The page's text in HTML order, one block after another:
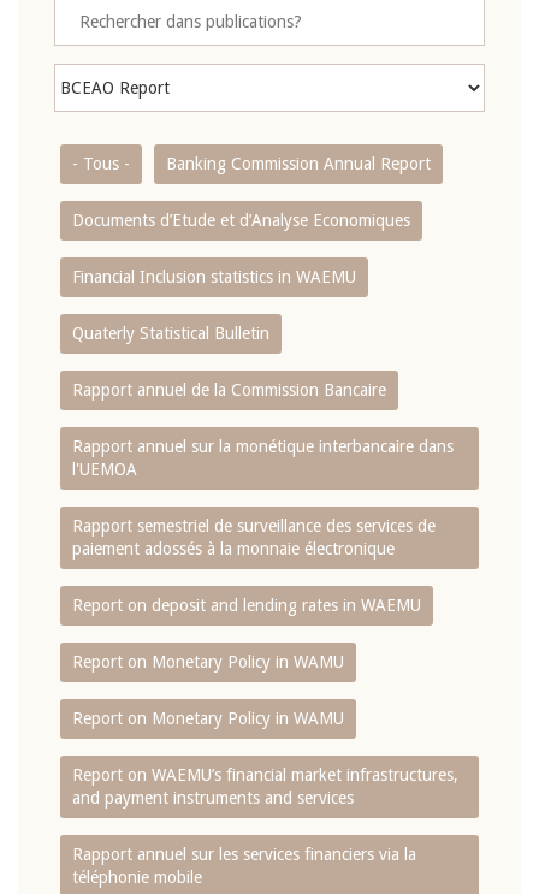
- Tous - Banking Commission Annual Report
Documents d’Etude et d’Analyse Economiques
Financial Inclusion statistics in WAEMU
Quaterly Statistical Bulletin
Rapport annuel de la Commission Bancaire
Rapport annuel sur la monétique interbancaire dans
l'UEMOA
Rapport semestriel de surveillance des services de
paiement adossés à la monnaie électronique
Report on deposit and lending rates in WAEMU
Report on Monetary Policy in WAMU
Report on Monetary Policy in WAMU
Report on WAEMU’s financial market infrastructures,
and payment instruments and services
Rapport annuel sur les services financiers via la
téléphonie mobile